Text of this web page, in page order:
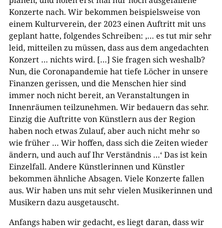
Konzerte nach. Wir bekommen beispielsweise von
einem Kulturverein, der 2023 einen Auftritt mit uns
geplant hatte, folgendes Schreiben: ‚… es tut mir sehr
leid, mitteilen zu müssen, dass aus dem angedachten
Konzert … nichts wird. […] Sie fragen sich weshalb?
Nun, die Coronapandemie hat tiefe Löcher in unsere
Finanzen gerissen, und die Menschen hier sind
immer noch nicht bereit, an Veranstaltungen in
Innenräumen teilzunehmen. Wir bedauern das sehr.
Einzig die Auftritte von Künstlern aus der Region
haben noch etwas Zulauf, aber auch nicht mehr so
wie früher … Wir hoffen, dass sich die Zeiten wieder
ändern, und auch auf Ihr Verständnis …‘ Das ist kein
Einzelfall. Andere Künstlerinnen und Künstler
bekommen ähnliche Absagen. Viele Konzerte fallen
aus. Wir haben uns mit sehr vielen Musikerinnen und
Musikern dazu ausgetauscht.
Anfangs haben wir gedacht, es liegt daran, dass wir